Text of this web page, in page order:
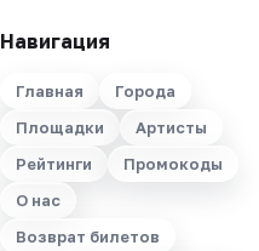
Навигация
Главная
Города
Площадки
Артисты
Рейтинги
Промокоды
О нас
Возврат билетов